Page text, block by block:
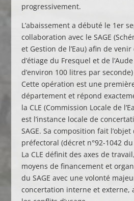
progressivement.
L’abaissement a débuté le 1er
collaboration avec le SAGE
et Gestion de l’Eau) afin de
d’étiage du Fresquel et de
d’environ 100 litres par seconde)
Cette opération est une
département et répond
la CLE (Commission Locale de
est l’instance locale de
SAGE. Sa composition fait l’objet
préfectoral (décret n°92-1042
La CLE définit des axes de
moyens de financement et
du SAGE avec une volonté
concertation interne et externe,